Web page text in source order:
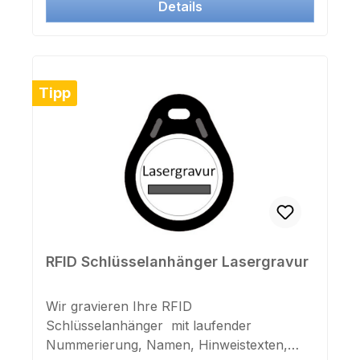
kompatible! LIEST KEINE HITAG
TRANSPONDER ! ! Keine Schreibfunktion,
Transponder, Anfertigen von
Mitarbeiterlisten, Passworteingabe, etc.
Farbe: SchwarzBetrieb: Rote
LEDTransponder wird erkannt: Grüne LED
+ BeeperLeseabstand: max. 3 cmMaße:
105x70x11mminkl. USB Anschlußkabel
Details
Tipp
RFID Schlüsselanhänger Lasergravur
Wir gravieren Ihre RFID
Schlüsselanhänger mit laufender
Nummerierung, Namen, Hinweistexten,